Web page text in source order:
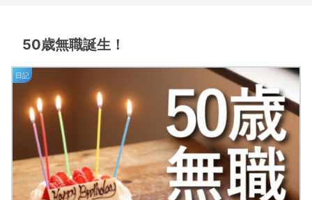
50歳無職誕生！
日記